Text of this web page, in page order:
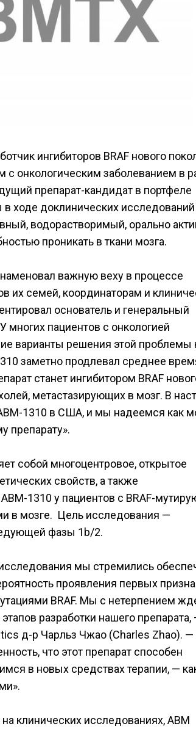
ингибиторов BRAF нового
онкологическим заболеванием в
препарат-кандидат в портфеле
ходе доклинических исследований
водорастворимый, орально
проникать в ткани мозга.
важную веху в процессе
их семей, координаторам и
основатель и генеральный
пациентов с онкологией
варианты решения этой проблемы
заметно продлевал среднее
станет ингибитором BRAF
метастазирующих в мозг. В
1310 в США, и мы надеемся как
препарату».
собой многоцентровое, открытое
свойств, а также
1310 у пациентов с BRAF-
в мозге. Цель исследования —
фазы 1b/2.
мы стремились
проявления первых
BRAF. Мы с нетерпением
разработки нашего препарата,
д-р Чарльз Чжао (Charles Zhao). —
что этот препарат способен
в новых средствах терапии, —
клинических исследованиях, ABM